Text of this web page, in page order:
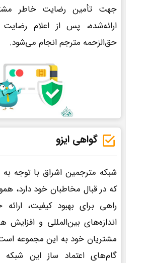
جهت تأمین رضایت خاطر
ارائه‌شده، پس از اعلام
حق‌الزحمه مترجم انجام می‌شود.
گواهی ایزو
شبکه مترجمین اشراق با توجه
که در قبال مخاطبان خود دارد،
راهی برای بهبود کیفیت،
اندازه‌های بین‌المللی و افزایش
مشتریان خود به این مجموعه
گام‌های اعتماد ساز این شبکه